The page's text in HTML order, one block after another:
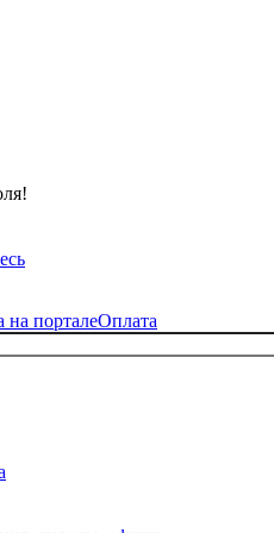
на порталеОплата